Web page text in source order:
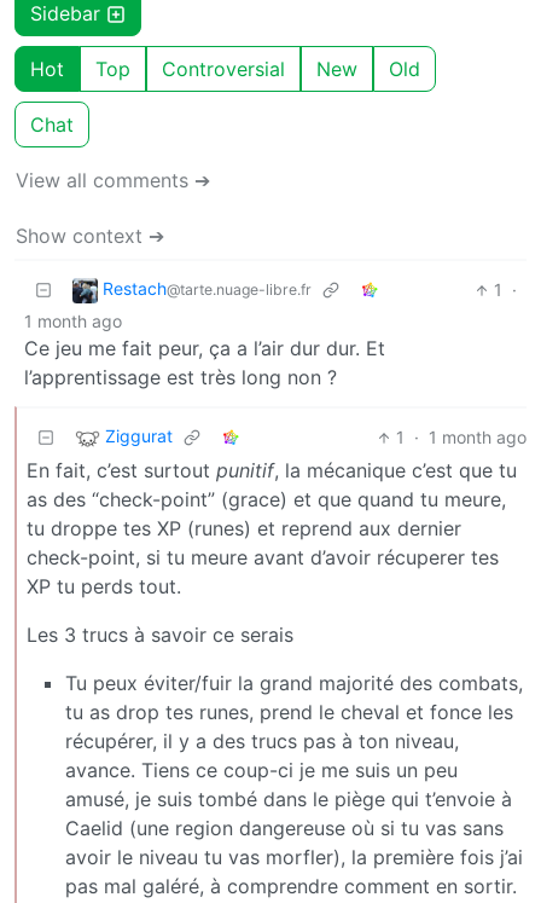
Sidebar
Hot Top Controversial New Old
Chat
View all comments ➔
Show context ➔
Restach@tarte.nuage-libre.fr 1
·
1 month ago
Ce jeu me fait peur, ça a l’air dur dur. Et
l’apprentissage est très long non ?
Ziggurat 1 · 1 month ago
En fait, c’est surtout punitif, la mécanique c’est que tu
as des “check-point” (grace) et que quand tu meure,
tu droppe tes XP (runes) et reprend aux dernier
check-point, si tu meure avant d’avoir récuperer tes
XP tu perds tout.
Les 3 trucs à savoir ce serais
Tu peux éviter/fuir la grand majorité des combats,
tu as drop tes runes, prend le cheval et fonce les
récupérer, il y a des trucs pas à ton niveau,
avance. Tiens ce coup-ci je me suis un peu
amusé, je suis tombé dans le piège qui t’envoie à
Caelid (une region dangereuse où si tu vas sans
avoir le niveau tu vas morfler), la première fois j’ai
pas mal galéré, à comprendre comment en sortir.